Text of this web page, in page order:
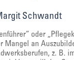
Schwandt
oder
Mangel an
z. B.